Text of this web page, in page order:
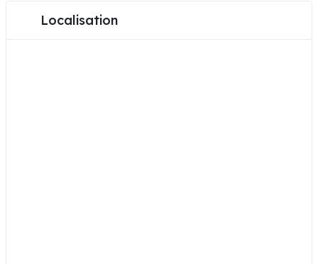
Localisation